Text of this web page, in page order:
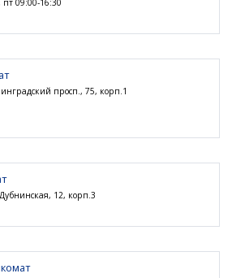
09:00-16:30
просп., 75, корп.1
12, корп.3